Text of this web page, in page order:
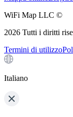
WiFi Map LLC ©
2026 Tutti i diritti
Termini di utilizzo
Italiano